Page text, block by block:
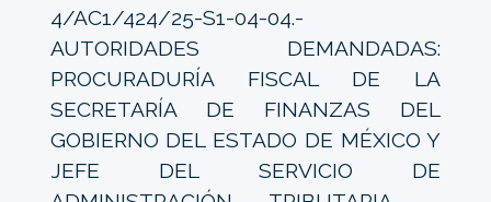
4/AC1/424/25-S1-04-04.-
AUTORIDADES DEMANDADAS:
PROCURADURÍA FISCAL DE LA
SECRETARÍA DE FINANZAS DEL
GOBIERNO DEL ESTADO DE MÉXICO Y
JEFE DEL SERVICIO DE